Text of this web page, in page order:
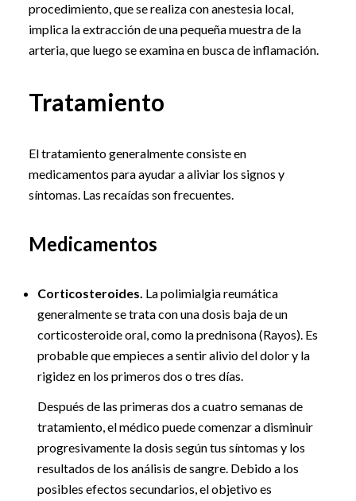
procedimiento, que se realiza con anestesia local,
implica la extracción de una pequeña muestra de la
arteria, que luego se examina en busca de inflamación.
Tratamiento
El tratamiento generalmente consiste en
medicamentos para ayudar a aliviar los signos y
síntomas. Las recaídas son frecuentes.
Medicamentos
Corticosteroides. La polimialgia reumática
generalmente se trata con una dosis baja de un
corticosteroide oral, como la prednisona (Rayos). Es
probable que empieces a sentir alivio del dolor y la
rigidez en los primeros dos o tres días.
Después de las primeras dos a cuatro semanas de
tratamiento, el médico puede comenzar a disminuir
progresivamente la dosis según tus síntomas y los
resultados de los análisis de sangre. Debido a los
posibles efectos secundarios, el objetivo es